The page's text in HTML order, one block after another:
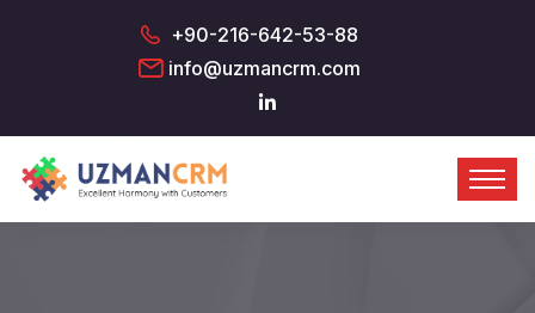
+90-216-642-53-88
info@uzmancrm.com